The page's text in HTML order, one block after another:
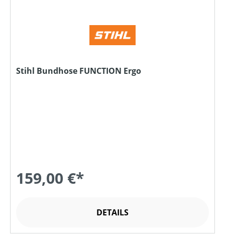
Stihl Bundhose FUNCTION Ergo
159,00 €*
DETAILS